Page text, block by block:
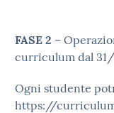
FASE 2 –
curriculum dal
Ogni studente
https://